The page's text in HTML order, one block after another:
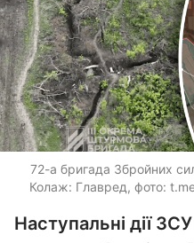
​72-а бригада Збройних
Колаж: Главред, фото:
Наступальні дії